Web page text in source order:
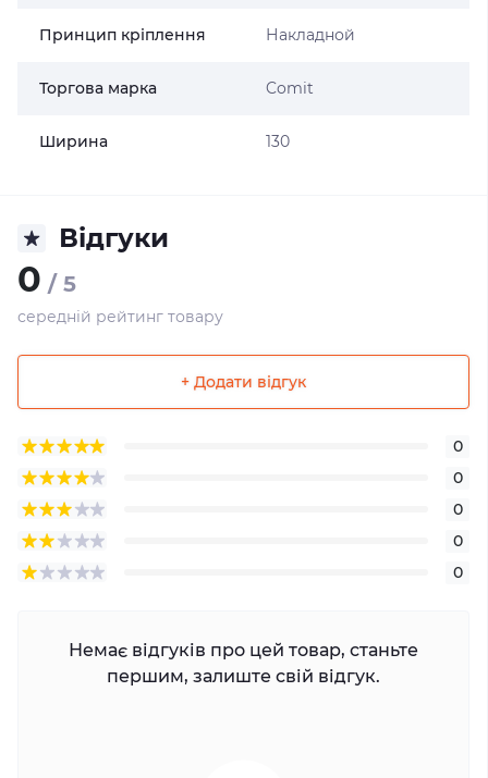
Принцип кріплення Накладной
Торгова марка Comit
Ширина 130
Відгуки
0 / 5
середній рейтинг товару
+ Додати відгук
0
0
0
0
0
Немає відгуків про цей товар, станьте
першим, залиште свій відгук.